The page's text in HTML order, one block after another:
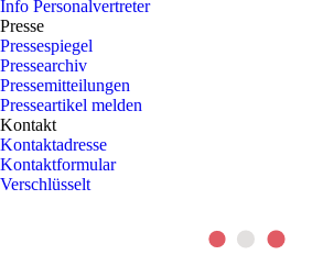
Info Personalvertreter
Presse
Pressespiegel
Pressearchiv
Pressemitteilungen
Presseartikel melden
Kontakt
Kontaktadresse
Kontaktformular
Verschlüsselt